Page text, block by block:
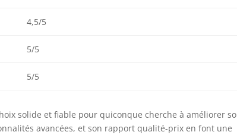
4,5/5
5/5
5/5
solide et fiable pour quiconque cherche à améliorer
avancées, et son rapport qualité-prix en font une